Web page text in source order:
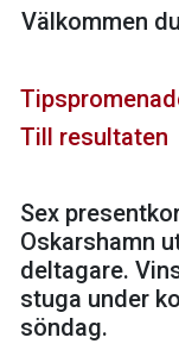
Välkommen
Till resultaten
Sex
Oskarshamn
deltagare.
stuga under
söndag.